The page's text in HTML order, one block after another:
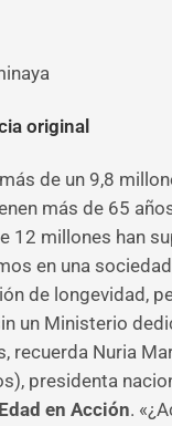
original
de un 9,8
más de 65
12 millones han
en una
de longevidad,
un Ministerio
recuerda Nuria
presidenta
en Acción.